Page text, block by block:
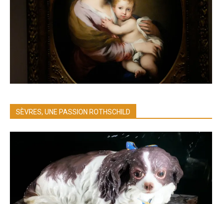
SÈVRES, UNE PASSION ROTHSCHILD